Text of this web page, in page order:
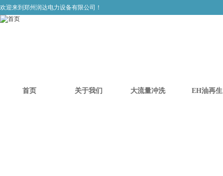
欢迎来到郑州润达电力设备有限公司！
首页 关于我们 大流量冲洗 EH油再生